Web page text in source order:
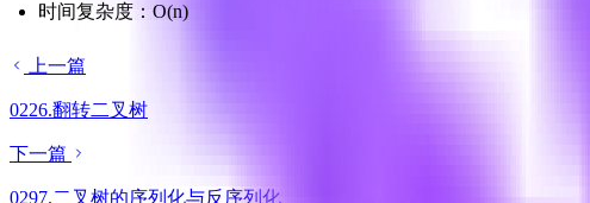
时间复杂度：O(n)
上一篇
0226.翻转二叉树
下一篇
0297.二叉树的序列化与反序列化